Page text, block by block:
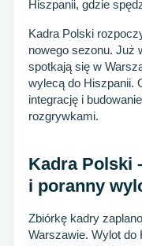
Hiszpanii, gdzie
Kadra Polski
nowego sezonu. Już
spotkają się w
wylecą do Hiszpanii.
integrację i
rozgrywkami.
Kadra Polski
i poranny
Zbiórkę kadry
Warszawie. Wylot do